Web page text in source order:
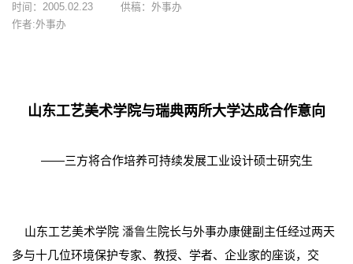
时间：2005.02.23
供稿：外事办
作者:外事办
山东工艺美术学院与瑞典两所大学达成合作意向
——三方将合作培养可持续发展工业设计硕士研究生
山东工艺美术学院 潘鲁生院长与外事办康健副主任经过两天
多与十几位环境保护专家、教授、学者、企业家的座谈，交